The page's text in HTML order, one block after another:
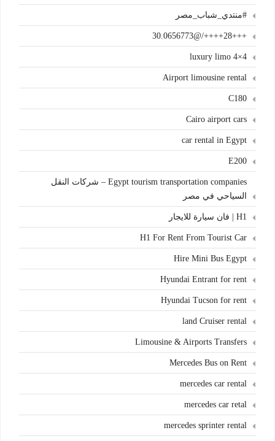
#منتدي_شباب_مصر
+++28++++/@30.0656773
4×4 luxury limo
Airport limousine rental
C180
Cairo airport cars
car rental in Egypt
E200
Egypt tourism transportation companies – شركات النقل
السياحي في مصر
H1 | فان سيارة للايجار
H1 For Rent From Tourist Car
Hire Mini Bus Egypt
Hyundai Entrant for rent
Hyundai Tucson for rent
land Cruiser rental
Limousine & Airports Transfers
Mercedes Bus on Rent
mercedes car rental
mercedes car retal
mercedes sprinter rental